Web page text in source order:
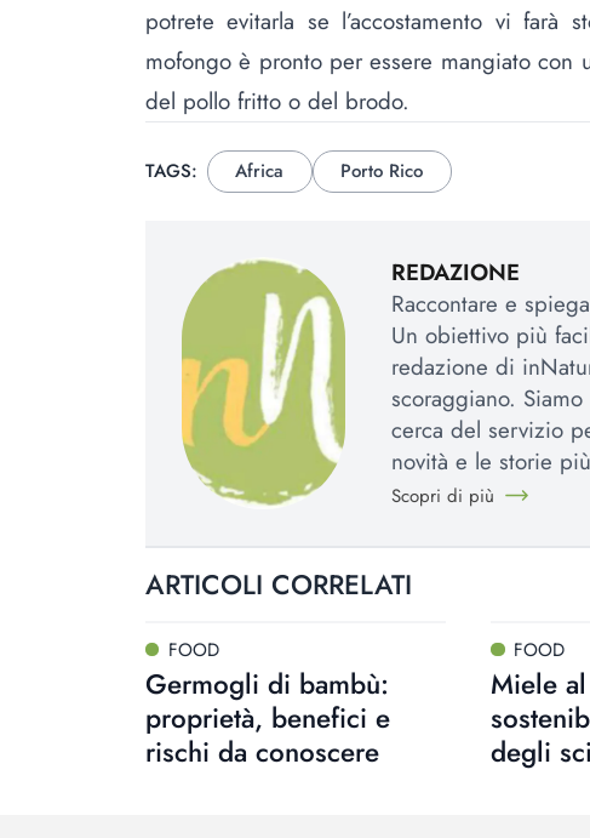
potrete evitarla se l’accostamento vi
mofongo è pronto per essere mangiato con
del pollo fritto o del brodo.
TAGS: Africa Porto Rico
REDAZIONE
Raccontare e
Un obiettivo più
redazione di
scoraggiano.
cerca del servizio
novità e le storie
Scopri di più
ARTICOLI CORRELATI
FOOD
Germogli di bambù:
proprietà, benefici e
rischi da conoscere
FOOD
Miele
degli